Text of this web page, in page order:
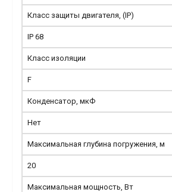
Класс защиты двигателя, (IP)
IP 68
Класс изоляции
F
Конденсатор, мкФ
Нет
Максимальная глубина погружения, м
20
Максимальная мощность, Вт